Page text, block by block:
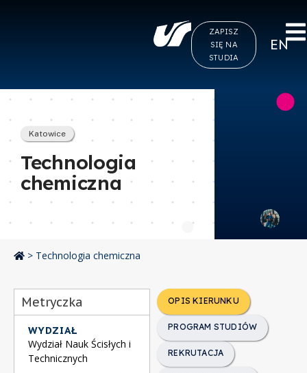
ZAPISZ
SIĘ NA
STUDIA
EN
Katowice
Technologia
chemiczna
> Technologia chemiczna
OPIS KIERUNKU
PROGRAM STUDIÓW
REKRUTACJA
Metryczka
WYDZIAŁ
Wydział Nauk Ścisłych i
Technicznych